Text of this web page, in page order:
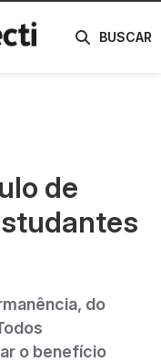
BUSCAR
de
do
o benefício